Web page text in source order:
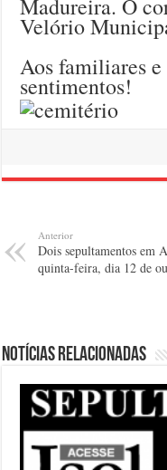
Madureira. O
Velório
Aos familiares e
sentimentos!
Anterior
Dois sepultamentos em
quinta-feira, dia 12 de
Notícias relacionadas